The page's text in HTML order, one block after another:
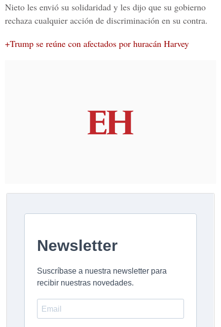
Nieto les envió su solidaridad y les dijo que su gobierno
rechaza cualquier acción de discriminación en su contra.
+Trump se reúne con afectados por huracán Harvey